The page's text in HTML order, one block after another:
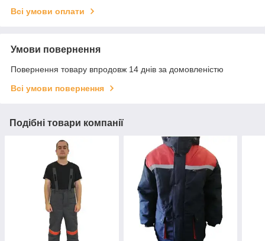
Всі умови оплати
Умови повернення
Повернення товару впродовж 14 днів за домовленістю
Всі умови повернення
Подібні товари компанії